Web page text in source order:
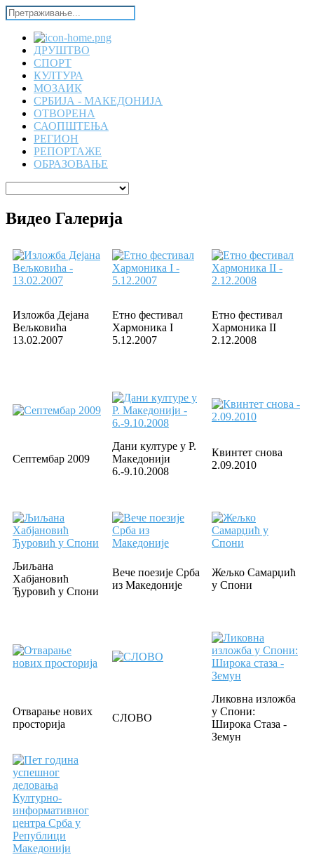
ДРУШТВО
СПОРТ
КУЛТУРА
МОЗАИК
СРБИЈА - МАКЕДОНИЈА
ОТВОРЕНА
САОПШТЕЊА
РЕГИОН
РЕПОРТАЖЕ
ОБРАЗОВАЊЕ
Видео Галерија
Изложба Дејана
Вељковића
13.02.2007
Етно фестивал
Хармоника I
5.12.2007
Етно фестивал
Хармоника II
2.12.2008
Септембар 2009
Дани културе у Р.
Македонији
6.-9.10.2008
Квинтет снова
2.09.2010
Љиљана
Хабјановић
Ђуровић у Спони
Вече поезије Срба
из Македоније
Жељко Самарџић
у Спони
Отварање нових
просторија
СЛОВО
Ликовна изложба
у Спони:
Широка Стаза -
Земун